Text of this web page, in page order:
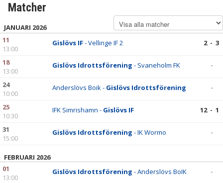
Matcher
JANUARI 2026
11
13:00
Gislövs IF- Vellinge IF 2 2 - 3
18
13:00
Gislövs Idrottsförening - Svaneholm FK -
24
10:00
Anderslövs Boik - Gislövs Idrottsförening -
25
10:30
IFK Simrishamn - Gislövs IF 12 - 1
31
15:00
Gislövs Idrottsförening - IK Wormo -
FEBRUARI 2026
01
13:00
Gislövs Idrottsförening - Anderslövs BoIK -